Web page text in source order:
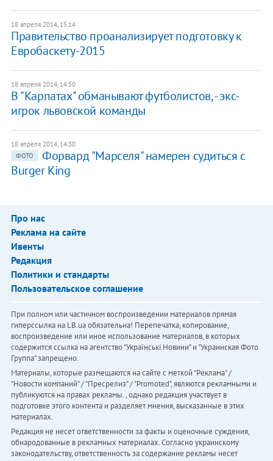
18 апреля 2014, 15:14
Правительство проанализирует подготовку к
Евробаскету-2015
18 апреля 2014, 14:50
В "Карпатах" обманывают футболистов, - экс-
игрок львовской команды
18 апреля 2014, 14:30
ФОТО
Форвард "Марселя" намерен судиться с
Burger King
Про нас
Реклама на сайте
Ивенты
Редакция
Политики и стандарты
Пользовательское соглашение
При полном или частичном воспроизведении материалов прямая
гиперссылка на LB.ua обязательна! Перепечатка, копирование,
воспроизведение или иное использование материалов, в которых
содержится ссылка на агентство "Українськi Новини" и "Украинская Фото
Группа" запрещено.
Материалы, которые размещаются на сайте с меткой "Реклама" /
"Новости компаний" / "Пресрелиз" / "Promoted", являются рекламными и
публикуются на правах рекламы. , однако редакция участвует в
подготовке этого контента и разделяет мнения, высказанные в этих
материалах.
Редакция не несет ответственности за факты и оценочные суждения,
обнародованные в рекламных материалах. Согласно украинскому
законодательству, ответственность за содержание рекламы несет